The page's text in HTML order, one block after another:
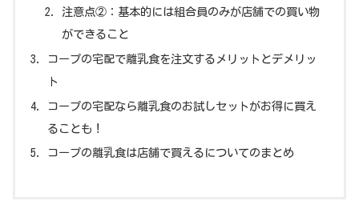
注意点②：基本的には組合員のみが店舗での買い物
ができること
コープの宅配で離乳食を注文するメリットとデメリッ
ト
コープの宅配なら離乳食のお試しセットがお得に買え
ることも！
コープの離乳食は店舗で買えるについてのまとめ